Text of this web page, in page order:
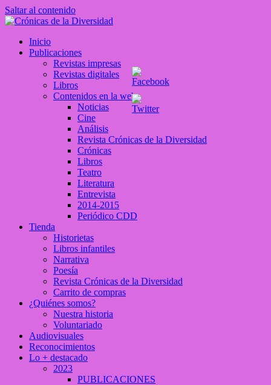
Saltar al contenido
Crónicas de la Diversidad
Plataforma de comunicaciones sobre temas de cultura LGTB+
Inicio
Publicaciones
Revistas impresas
Revistas digitales
Libros
Contenidos en la web
Noticias
Cine
Análisis
Revista Crónicas de la Diversidad
Crónicas
Libros
Teatro
Literatura
Entrevista
2014-2015
Periódico CDD
Tienda
Historietas
Libros infantiles
Narrativa
Poesía
Revista Crónicas de la Diversidad
Carrito de compras
¿Quiénes somos?
Nuestra historia
Voluntariado
Audiovisuales
Reconocimientos
Lo + destacado
2023
PUBLICACIONES